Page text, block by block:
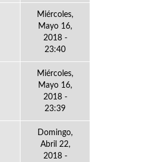
Miércoles,
Mayo 16,
2018 -
23:40
Miércoles,
Mayo 16,
2018 -
23:39
Domingo,
Abril 22,
2018 -